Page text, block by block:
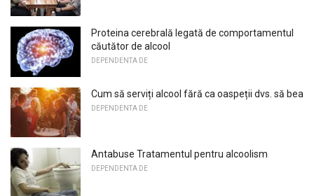
Proteina cerebrală legată de comportamentul
căutător de alcool
DEPENDENTA DE
Cum să serviți alcool fără ca oaspeții dvs. să bea
DEPENDENTA DE
Antabuse Tratamentul pentru alcoolism
DEPENDENTA DE